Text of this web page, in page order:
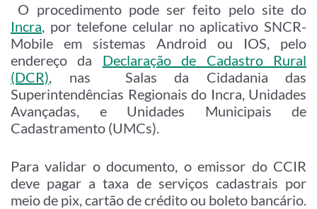
O procedimento pode ser feito pelo site do
Incra, por telefone celular no aplicativo SNCR-
Mobile em sistemas Android ou IOS, pelo
endereço da Declaração de Cadastro Rural
(DCR), nas Salas da Cidadania das
Superintendências Regionais do Incra, Unidades
Avançadas, e Unidades Municipais de
Cadastramento (UMCs).
Para validar o documento, o emissor do CCIR
deve pagar a taxa de serviços cadastrais por
meio de pix, cartão de crédito ou boleto bancário.